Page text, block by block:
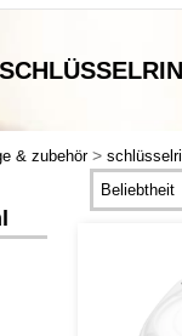
& zubehör >